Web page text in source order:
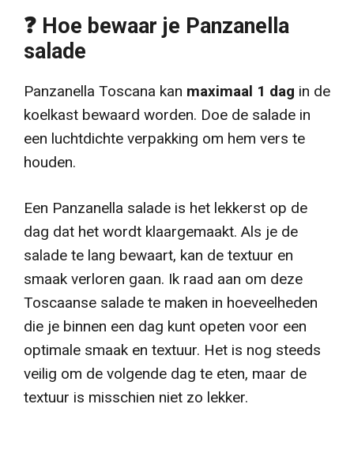
❓ Hoe bewaar je Panzanella
salade
Panzanella Toscana kan maximaal 1 dag in de
koelkast bewaard worden. Doe de salade in
een luchtdichte verpakking om hem vers te
houden.
Een Panzanella salade is het lekkerst op de
dag dat het wordt klaargemaakt. Als je de
salade te lang bewaart, kan de textuur en
smaak verloren gaan. Ik raad aan om deze
Toscaanse salade te maken in hoeveelheden
die je binnen een dag kunt opeten voor een
optimale smaak en textuur. Het is nog steeds
veilig om de volgende dag te eten, maar de
textuur is misschien niet zo lekker.